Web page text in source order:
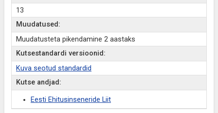
13
Muudatused:
Muudatusteta pikendamine 2 aastaks
Kutsestandardi versioonid:
Kuva seotud standardid
Kutse andjad:
Eesti Ehitusinseneride Liit